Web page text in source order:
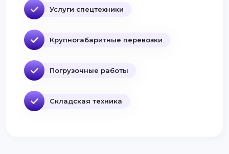
Услуги спецтехники
Крупногабаритные перевозки
Погрузочные работы
Складская техника